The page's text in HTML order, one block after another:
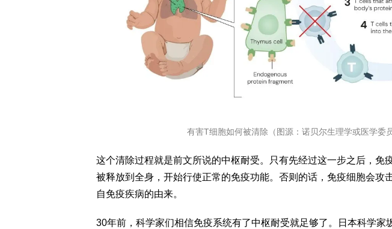
有害T细胞如何被清除（图源：诺贝尔生理学或医学委员
这个清除过程就是前文所说的中枢耐受。只有先经过这一步之后，免
被释放到全身，开始行使正常的免疫功能。否则的话，免疫细胞会攻
自免疫疾病的由来。
30年前，科学家们相信免疫系统有了中枢耐受就足够了。日本科学家